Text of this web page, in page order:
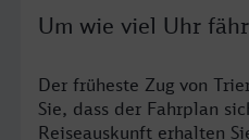
Um wie viel Uhr
Der früheste Zug von
Sie, dass der Fahrplan
Reiseauskunft erhalten